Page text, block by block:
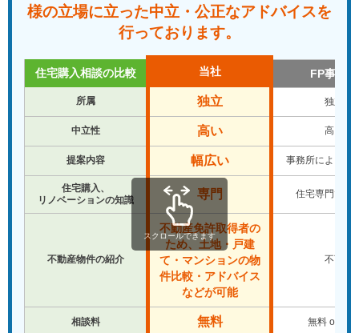
様の立場に立った中立・公正なアドバイスを
行っております。
住宅購入相談の比較 当社 FP事務所
所属 独立 独立
中立性 高い 高い
提案内容 幅広い 事務所により違
住宅購入、
リノベーションの知識
専門 住宅専門では
不動産物件の紹介
不動産免許取得者の
ため、土地・戸建
て・マンションの物
件比較・アドバイス
などが可能
不可
相談料 無料 無料 or 有料
スクロールできます